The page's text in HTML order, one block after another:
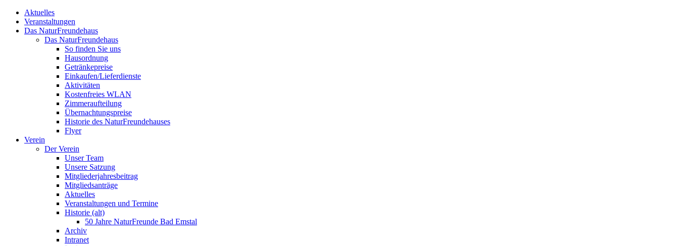
Aktuelles
Veranstaltungen
Das NaturFreundehaus
Das NaturFreundehaus
So finden Sie uns
Hausordnung
Getränkepreise
Einkaufen/Lieferdienste
Aktivitäten
Kostenfreies WLAN
Zimmeraufteilung
Übernachtungspreise
Historie des NaturFreundehauses
Flyer
Verein
Der Verein
Unser Team
Unsere Satzung
Mitgliederjahresbeitrag
Mitgliedsanträge
Aktuelles
Veranstaltungen und Termine
Historie (alt)
50 Jahre NaturFreunde Bad Emstal
Archiv
Intranet